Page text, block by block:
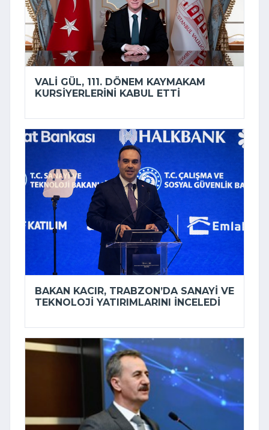
VALI GÜL, 111. DÖNEM KAYMAKAM
KURSIYERLERINI KABUL ETTI
BAKAN KACIR, TRABZON’DA SANAYI VE
TEKNOLOJI YATIRIMLARINI INCELEDI